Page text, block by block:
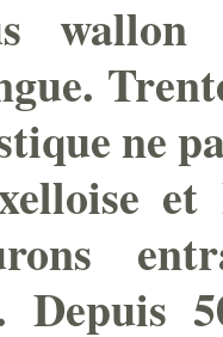
ne
Depuis